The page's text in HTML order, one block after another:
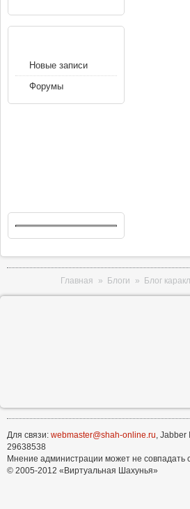
Новые записи
Форумы
Главная » Блоги » Блог
Для связи: webmaster@shah-online.ru, Jabber
29638538
Мнение администрации может не совпадать
© 2005-2012 «Виртуальная Шахунья»